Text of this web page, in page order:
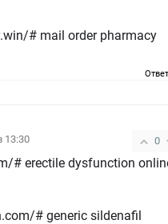
# mail order pharmacy
0
13:30
# erectile dysfunction
# generic sildenafil